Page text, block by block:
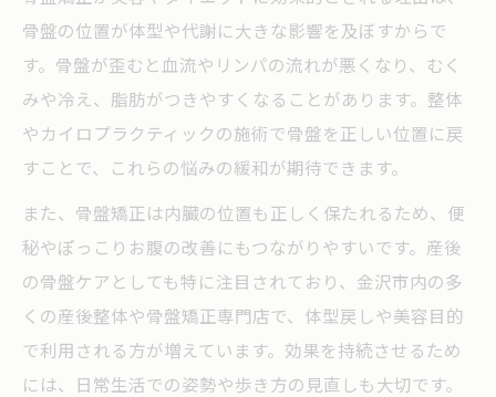
骨盤の位置が体型や代謝に大きな影響を及ぼすからで
す。骨盤が歪むと血流やリンパの流れが悪くなり、むく
みや冷え、脂肪がつきやすくなることがあります。整体
やカイロプラクティックの施術で骨盤を正しい位置に戻
すことで、これらの悩みの緩和が期待できます。
また、骨盤矯正は内臓の位置も正しく保たれるため、便
秘やぽっこりお腹の改善にもつながりやすいです。産後
の骨盤ケアとしても特に注目されており、金沢市内の多
くの産後整体や骨盤矯正専門店で、体型戻しや美容目的
で利用される方が増えています。効果を持続させるため
には、日常生活での姿勢や歩き方の見直しも大切です。